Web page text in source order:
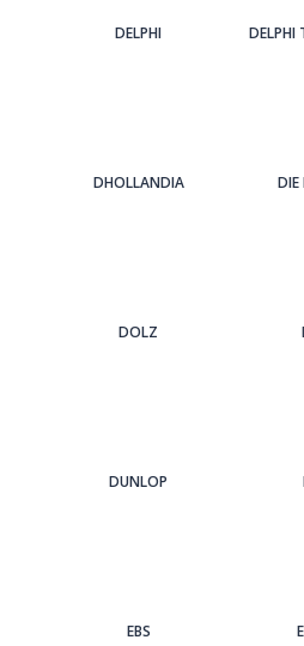
DELPHI DELPHI
DHOLLANDIA DIE
DOLZ
DUNLOP
EBS